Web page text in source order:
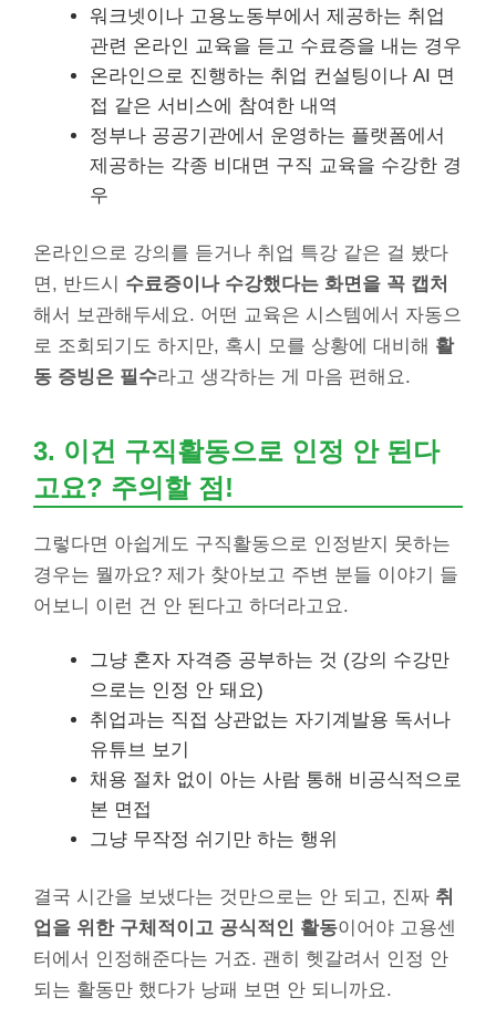
워크넷이나 고용노동부에서 제공하는 취업
관련 온라인 교육을 듣고 수료증을 내는 경우
온라인으로 진행하는 취업 컨설팅이나 AI 면
접 같은 서비스에 참여한 내역
정부나 공공기관에서 운영하는 플랫폼에서
제공하는 각종 비대면 구직 교육을 수강한 경
우
온라인으로 강의를 듣거나 취업 특강 같은 걸 봤다
면, 반드시 수료증이나 수강했다는 화면을 꼭 캡처
해서 보관해두세요. 어떤 교육은 시스템에서 자동으
로 조회되기도 하지만, 혹시 모를 상황에 대비해 활
동 증빙은 필수라고 생각하는 게 마음 편해요.
3. 이건 구직활동으로 인정 안 된다
고요? 주의할 점!
그렇다면 아쉽게도 구직활동으로 인정받지 못하는
경우는 뭘까요? 제가 찾아보고 주변 분들 이야기 들
어보니 이런 건 안 된다고 하더라고요.
그냥 혼자 자격증 공부하는 것 (강의 수강만
으로는 인정 안 돼요)
취업과는 직접 상관없는 자기계발용 독서나
유튜브 보기
채용 절차 없이 아는 사람 통해 비공식적으로
본 면접
그냥 무작정 쉬기만 하는 행위
결국 시간을 보냈다는 것만으로는 안 되고, 진짜 취
업을 위한 구체적이고 공식적인 활동이어야 고용센
터에서 인정해준다는 거죠. 괜히 헷갈려서 인정 안
되는 활동만 했다가 낭패 보면 안 되니까요.